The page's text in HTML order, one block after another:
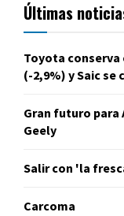
Últimas
Toyota
(-2,9%) y Saic se
Gran futuro para
Geely
Salir con 'la
Carcoma